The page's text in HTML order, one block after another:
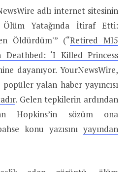
adlı internet sitesinin
Yatağında İtiraf Etti:
Öldürdüm'” (“Retired MI5
Deathbed: ‘I Killed Princess
dayanıyor. YourNewsWire,
yalan haber yayıncısı
. Gelen tepkilerin ardından
Hopkins’in sözüm ona
konu yazısını yayından